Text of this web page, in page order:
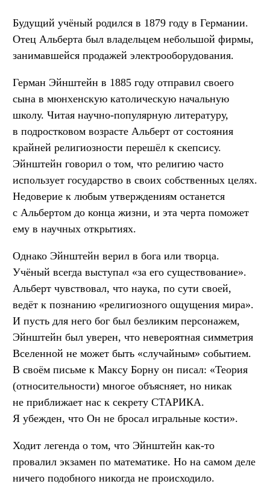
Будущий учёный родился в 1879 году в Германии.
Отец Альберта был владельцем небольшой фирмы,
занимавшейся продажей электрооборудования.
Герман Эйнштейн в 1885 году отправил своего
сына в мюнхенскую католическую начальную
школу. Читая научно-популярную литературу,
в подростковом возрасте Альберт от состояния
крайней религиозности перешёл к скепсису.
Эйнштейн говорил о том, что религию часто
использует государство в своих собственных целях.
Недоверие к любым утверждениям останется
с Альбертом до конца жизни, и эта черта поможет
ему в научных открытиях.
Однако Эйнштейн верил в бога или творца.
Учёный всегда выступал «за его существование».
Альберт чувствовал, что наука, по сути своей,
ведёт к познанию «религиозного ощущения мира».
И пусть для него бог был безликим персонажем,
Эйнштейн был уверен, что невероятная симметрия
Вселенной не может быть «случайным» событием.
В своём письме к Максу Борну он писал: «Теория
(относительности) многое объясняет, но никак
не приближает нас к секрету СТАРИКА.
Я убежден, что Он не бросал игральные кости».
Ходит легенда о том, что Эйнштейн как-то
провалил экзамен по математике. Но на самом деле
ничего подобного никогда не происходило.